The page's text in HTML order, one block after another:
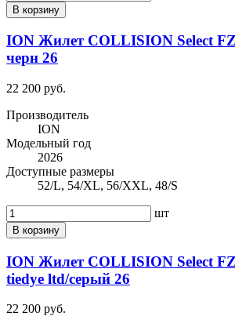
В корзину
ION Жилет COLLISION Select
черн 26
22 200 руб.
Производитель
ION
Модельный год
2026
Доступные размеры
52/L, 54/XL, 56/XXL, 48/S
шт
В корзину
ION Жилет COLLISION Select
tiedye ltd/серый 26
22 200 руб.